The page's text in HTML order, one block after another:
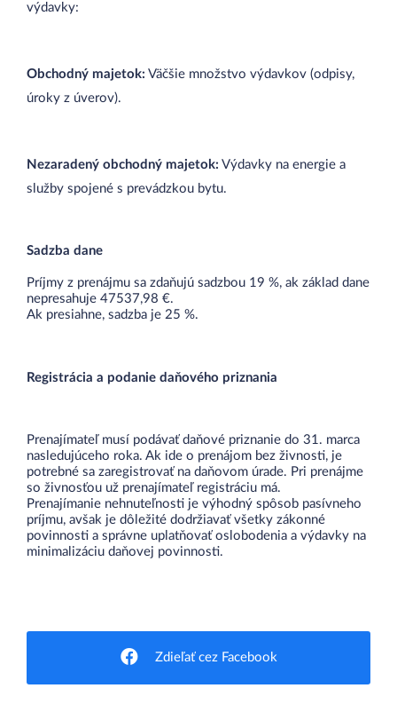
výdavky:
Obchodný majetok: Väčšie množstvo výdavkov (odpisy,
úroky z úverov).
Nezaradený obchodný majetok: Výdavky na energie a
služby spojené s prevádzkou bytu.
Sadzba dane
Príjmy z prenájmu sa zdaňujú sadzbou 19 %, ak základ dane
nepresahuje 47537,98 €.
Ak presiahne, sadzba je 25 %.
Registrácia a podanie daňového priznania
Prenajímateľ musí podávať daňové priznanie do 31. marca
nasledujúceho roka. Ak ide o prenájom bez živnosti, je
potrebné sa zaregistrovať na daňovom úrade. Pri prenájme
so živnosťou už prenajímateľ registráciu má.
Prenajímanie nehnuteľnosti je výhodný spôsob pasívneho
príjmu, avšak je dôležité dodržiavať všetky zákonné
povinnosti a správne uplatňovať oslobodenia a výdavky na
minimalizáciu daňovej povinnosti.
Zdieľať cez Facebook